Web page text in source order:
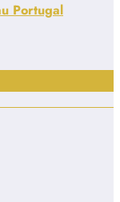
Portugal